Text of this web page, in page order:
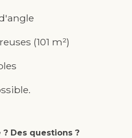
(101 m²)
? Des questions ?